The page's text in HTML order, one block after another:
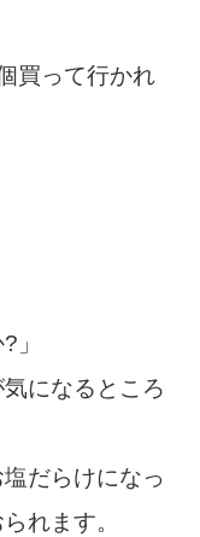
買って行かれ
」
になるところ
だらけになっ
れます。